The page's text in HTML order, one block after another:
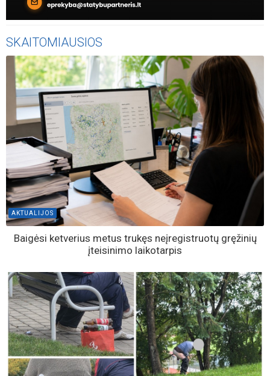
SKAITOMIAUSIOS
AKTUALIJOS
Baigėsi ketverius metus trukęs neįregistruotų gręžinių
įteisinimo laikotarpis